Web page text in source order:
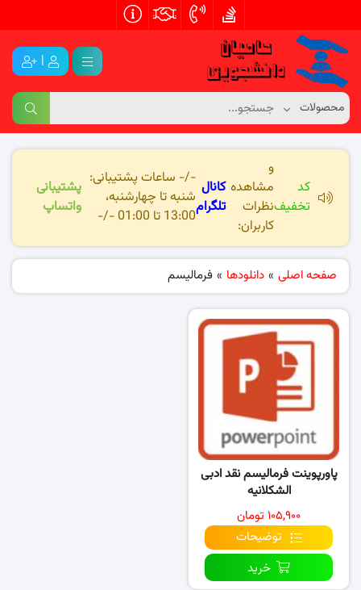
|
کد
تخفیف
و
مشاهده
نظرات
کاربران:
کانال
تلگرام
-/- ساعات پشتیبانی:
شنبه تا چهارشنبه،
13:00 تا 01:00 -/-
پشتیبانی
واتساپ
صفحه اصلی » دانلودها » فرمالیسم
پاورپوینت فرمالیسم نقد ادبی
الشکلانیه
۱۰۵,۹۰۰ تومان
توضیحات
خرید